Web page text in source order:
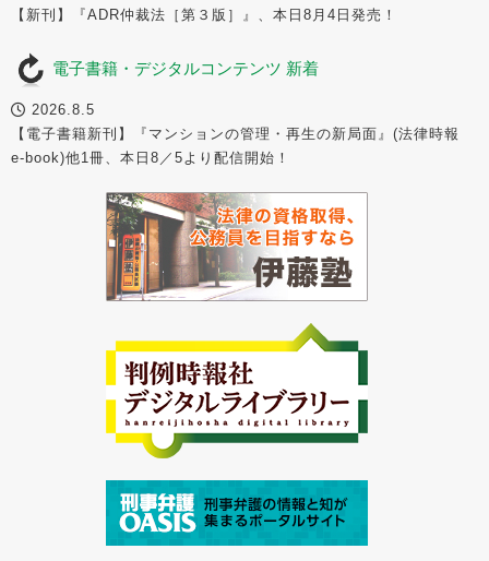
【新刊】『ADR仲裁法［第３版］』、本日8月4日発売！
電子書籍・デジタルコンテンツ 新着
2026.8.5
【電子書籍新刊】『マンションの管理・再生の新局面』(法律時報
e-book)他1冊、本日8／5より配信開始！